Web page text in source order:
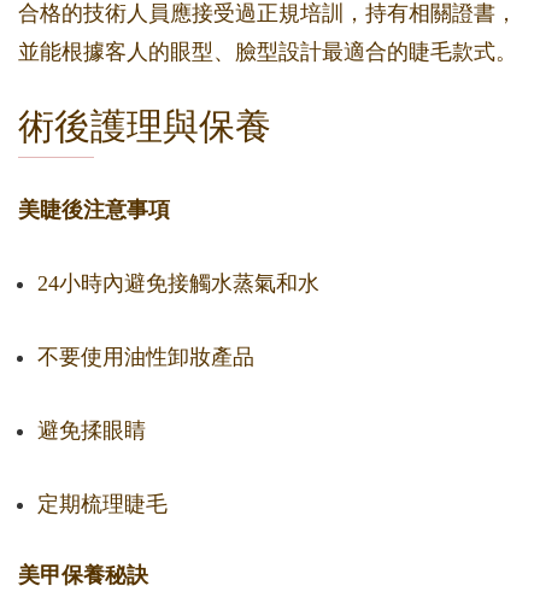
合格的技術人員應接受過正規培訓，持有相關證書，
並能根據客人的眼型、臉型設計最適合的睫毛款式。
術後護理與保養
美睫後注意事項
24小時內避免接觸水蒸氣和水
不要使用油性卸妝產品
避免揉眼睛
定期梳理睫毛
美甲保養秘訣